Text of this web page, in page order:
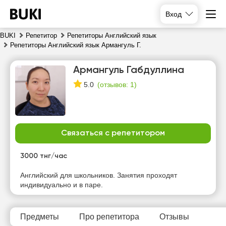
Вход
BUKI Репетитор
Репетиторы Английский язык
Репетиторы Английский язык Армангуль Г.
Армангуль Габдуллина
5.0 (отзывов: 1)
Связаться с репетитором
3000 тнг/час
Английский для школьников. Занятия проходят
индивидуально и в паре.
Предметы Про репетитора Отзывы
сб
вс
Нет
свободных
Нет
свободных
Нет